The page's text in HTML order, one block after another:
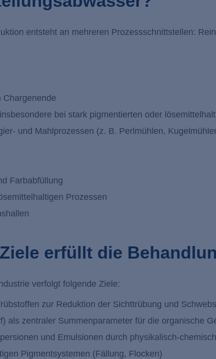
entsteht an mehreren Prozessschnittstellen:
Chargenende
bei stark pigmentierten oder
und Mahlprozessen (z. B. Perlmühlen,
Farbabfüllung
Prozessen
erfüllt die
verfolgt folgende Ziele:
zur Reduktion der Sichttrübung und
als zentraler Summenparameter für die organische
und Emulsionen durch physikalisch-
Pigmentsystemen (Fällung, Flocken)